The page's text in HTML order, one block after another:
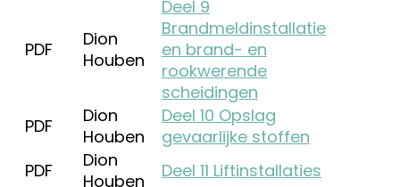
PDF
Dion
Houben
Deel 9
Brandmeldinstallatie
en brand- en
rookwerende
scheidingen
PDF
Dion
Houben
Deel 10 Opslag
gevaarlijke stoffen
PDF
Dion
Houben
Deel 11 Liftinstallaties